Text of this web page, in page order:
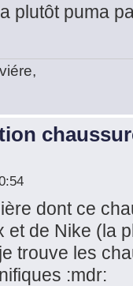
plutôt puma
dont ce
et de Nike (la
trouve les
:mdr: